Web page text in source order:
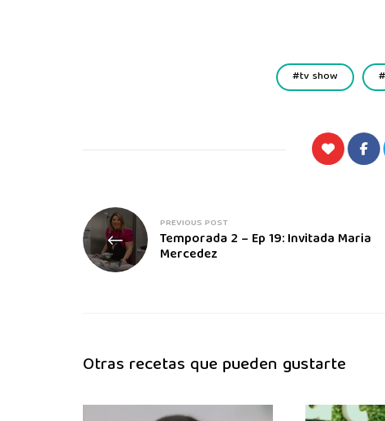
tv show
PREVIOUS POST
Temporada 2 – Ep 19: Invitada Maria
Mercedez
Otras recetas que pueden gustarte